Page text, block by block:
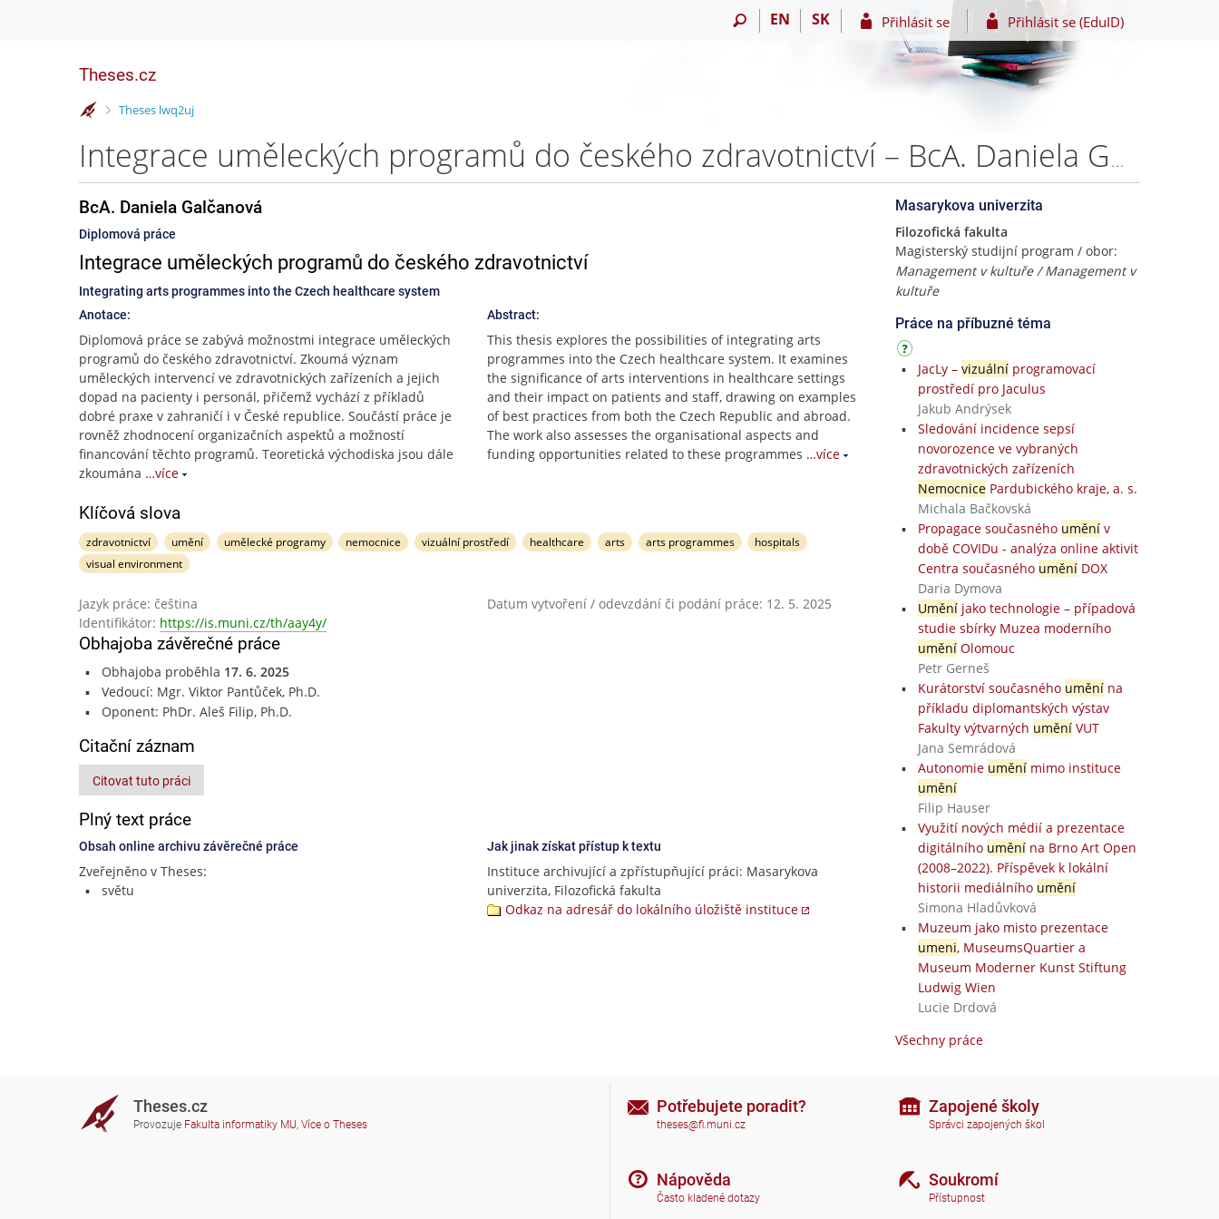
EN SK Přihlásit se Přihlásit se (EduID)
Theses.cz
>
Theses lwq2uj
Integrace uměleckých programů do českého zdravotnictví – BcA. Daniela Galčanová
BcA. Daniela Galčanová
Diplomová práce
Integrace uměleckých programů do českého zdravotnictví
Integrating arts programmes into the Czech healthcare system
Anotace:
Diplomová práce se zabývá možnostmi integrace uměleckých
programů do českého zdravotnictví. Zkoumá význam
uměleckých intervencí ve zdravotnických zařízeních a jejich
dopad na pacienty i personál, přičemž vychází z příkladů
dobré praxe v zahraničí i v České republice. Součástí práce je
rovněž zhodnocení organizačních aspektů a možností
financování těchto programů. Teoretická východiska jsou dále
zkoumána …více
Abstract:
This thesis explores the possibilities of integrating arts
programmes into the Czech healthcare system. It examines
the significance of arts interventions in healthcare settings
and their impact on patients and staff, drawing on examples
of best practices from both the Czech Republic and abroad.
The work also assesses the organisational aspects and
funding opportunities related to these programmes …více
Klíčová slova
zdravotnictví umění umělecké programy nemocnice vizuální prostředí healthcare arts arts programmes
hospitals
visual environment
Jazyk práce: čeština
Datum vytvoření / odevzdání či podání práce: 12. 5. 2025
Identifikátor: https://is.muni.cz/th/aay4y/
Obhajoba závěrečné práce
Obhajoba proběhla 17. 6. 2025
Vedoucí: Mgr. Viktor Pantůček, Ph.D.
Oponent: PhDr. Aleš Filip, Ph.D.
Citační záznam
Citovat tuto práci
Plný text práce
Obsah online archivu závěrečné práce
Zveřejněno v Theses:
světu
Jak jinak získat přístup k textu
Instituce archivující a zpřístupňující práci: Masarykova
univerzita, Filozofická fakulta
Odkaz na adresář do lokálního úložiště instituce
Masarykova univerzita
Filozofická fakulta
Magisterský studijní program / obor:
Management v kultuře / Management v
kultuře
Práce na příbuzné téma
JacLy – vizuálníprogramovací
prostředí pro Jaculus
Jakub Andrýsek
Sledování incidence sepsí
novorozence ve vybraných
zdravotnických zařízeních
NemocnicePardubického kraje, a. s.
Michala Bačkovská
Propagace současného uměnív
době COVIDu - analýza online aktivit
Centra současného uměníDOX
Daria Dymova
Uměníjako technologie – případová
studie sbírky Muzea moderního
uměníOlomouc
Petr Gerneš
Kurátorství současného uměnína
příkladu diplomantských výstav
Fakulty výtvarných uměníVUT
Jana Semrádová
Autonomie uměnímimo instituce
umění
Filip Hauser
Využití nových médií a prezentace
digitálního uměnína Brno Art Open
(2008–2022). Příspěvek k lokální
historii mediálního umění
Simona Hladůvková
Muzeum jako misto prezentace
umeni, MuseumsQuartier a
Museum Moderner Kunst Stiftung
Ludwig Wien
Lucie Drdová
Všechny práce
Theses.cz
Provozuje Fakulta informatiky MU, Více o Theses
Potřebujete poradit?
theses@fi.muni.cz
Nápověda
Často kladené dotazy
Zapojené školy
Správci zapojených škol
Soukromí
Přístupnost